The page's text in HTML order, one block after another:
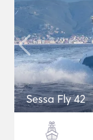
Sessa Fly 42